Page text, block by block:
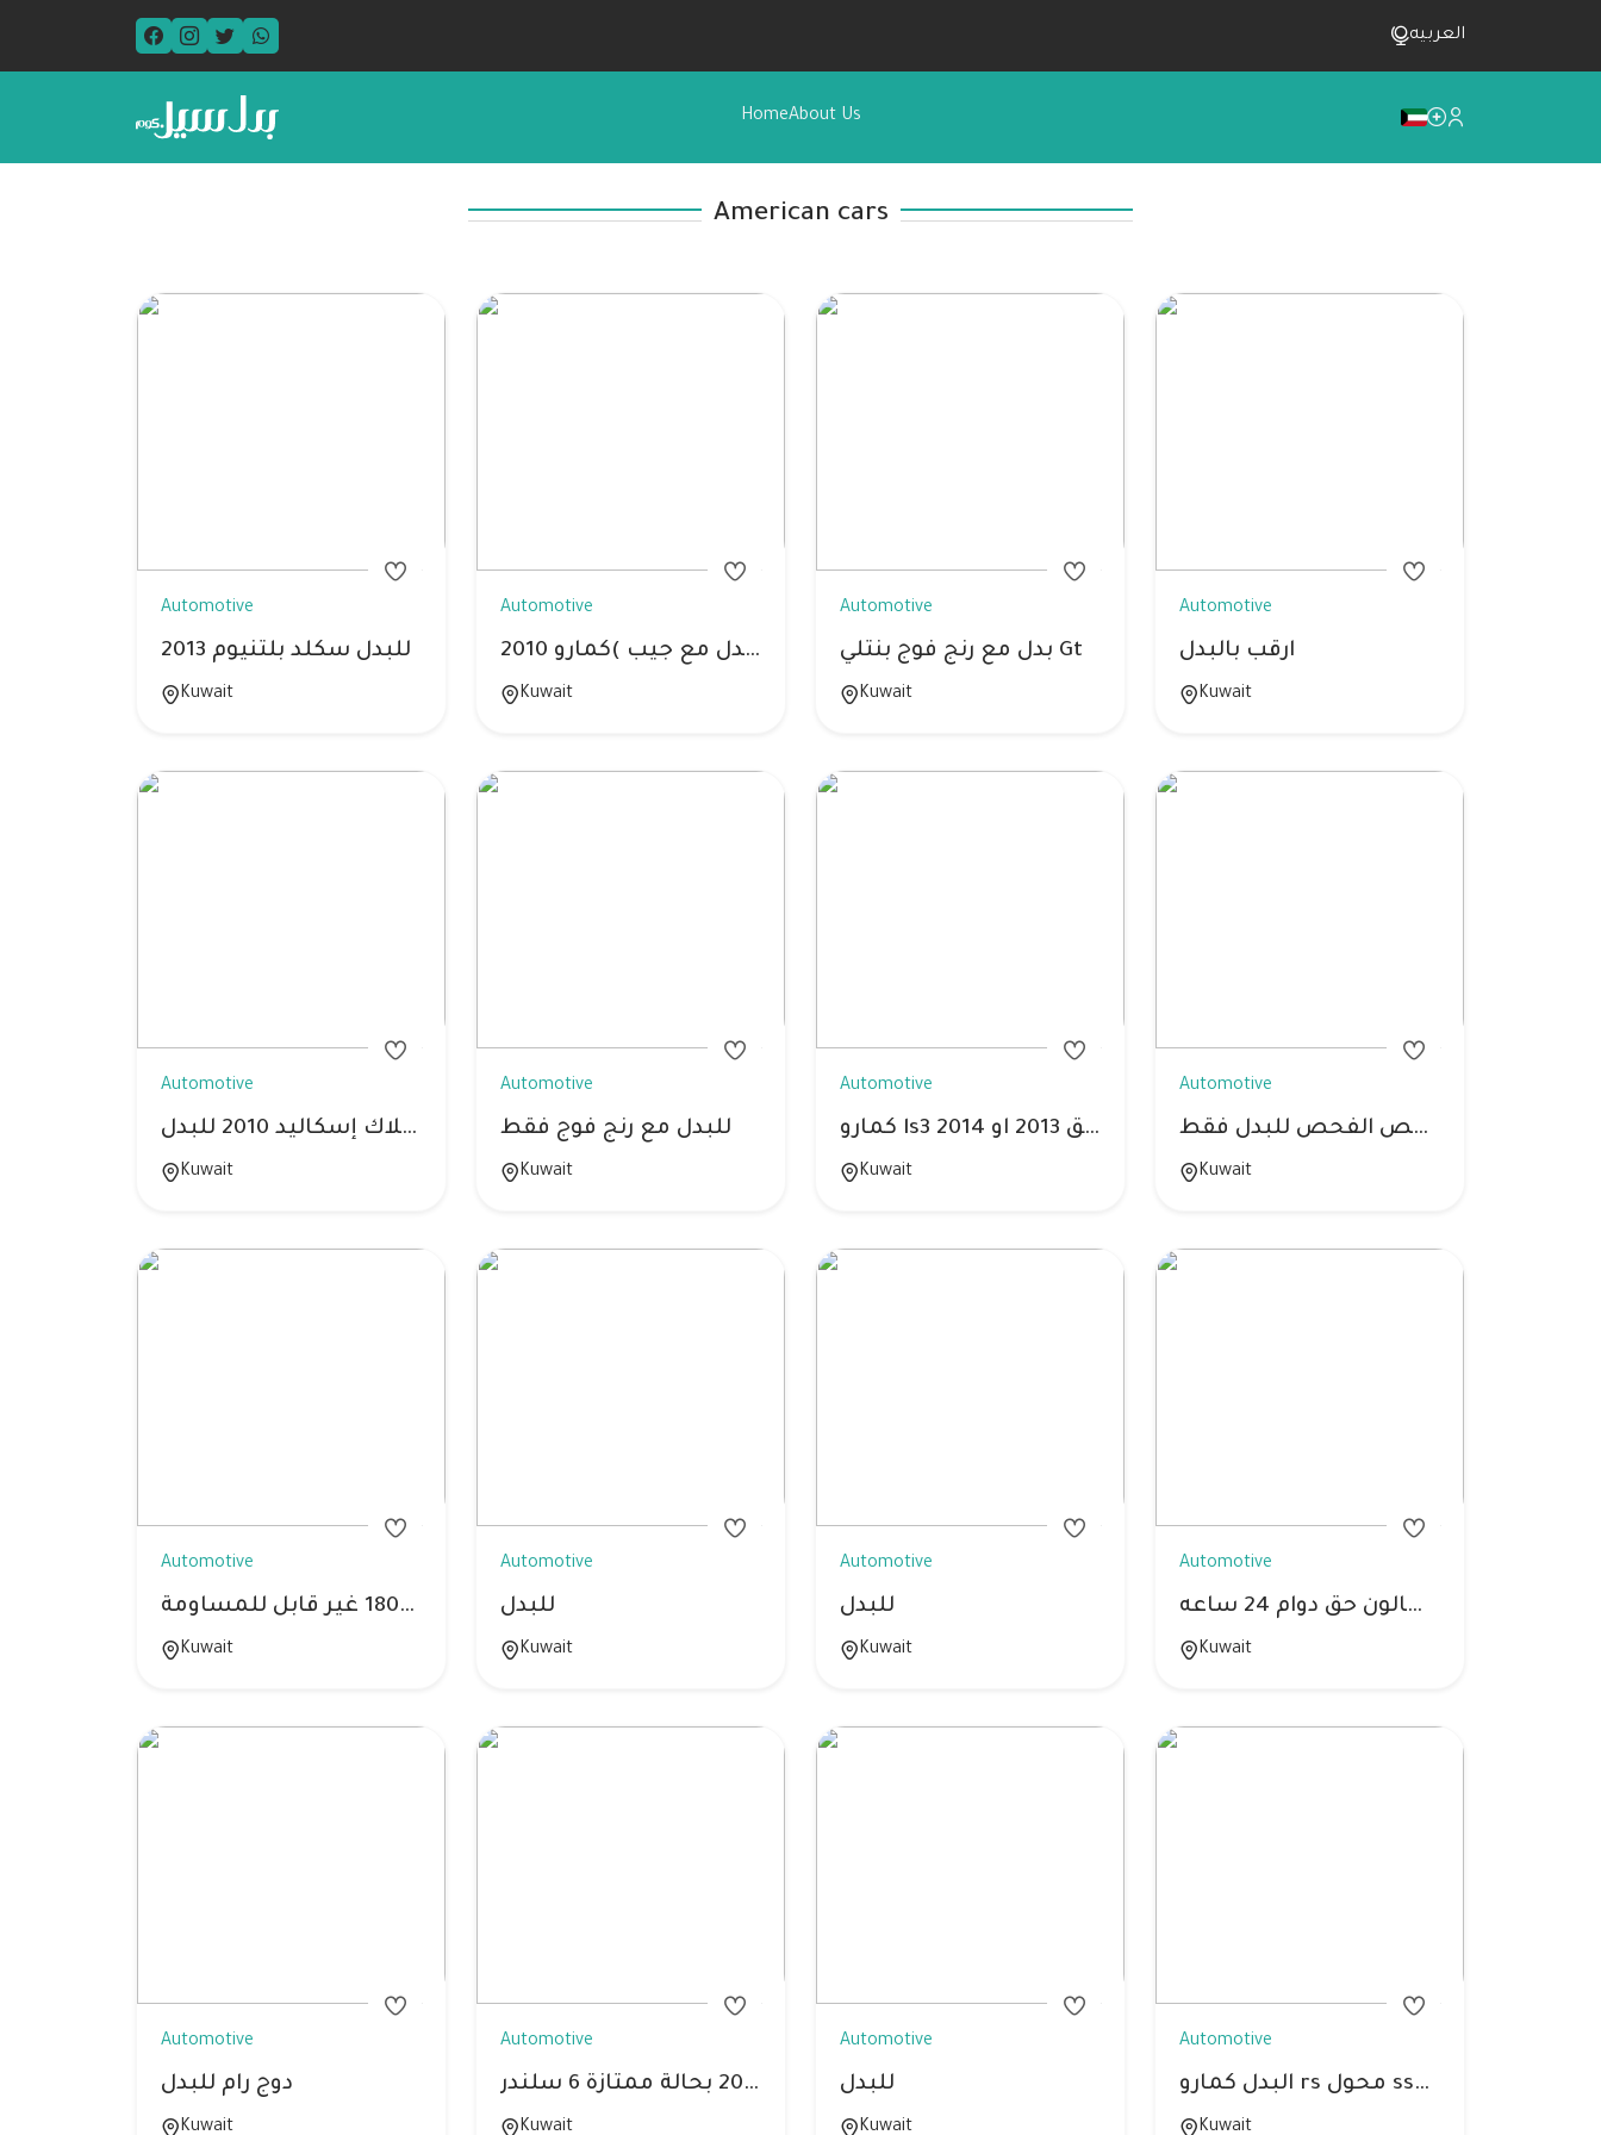
العربيه
HomeAbout Us
American cars
Automotive
للبدل سكلد بلتنيوم 2013
Kuwait
Automotive
للبدل مع جيب )كمارو 2010SS
Kuwait
Automotive
بدل مع رنج فوج بنتلي Gt
Kuwait
Automotive
ارقب بالبدل
Kuwait
Automotive
كاديلاك إسكاليد 2010 للبدل
Kuwait
Automotive
للبدل مع رنج فوج فقط
Kuwait
Automotive
كمارو ls3 ارغب بالبدل مع موستنق 2013 او 2014
Kuwait
Automotive
دوج شارجر شرط الفحص الفحص للبدل فقط
Kuwait
Automotive
سلفرادو 2008 4 غيار [مكينه الكبييييره] للبدل 1800 غير قابل للمساومة
Kuwait
Automotive
للبدل
Kuwait
Automotive
للبدل
Kuwait
Automotive
للبدل بصالون حق دوام 24 ساعه
Kuwait
Automotive
دوج رام للبدل
Kuwait
Automotive
البدل كمارو 2012 بحالة ممتازة 6 سلندر
Kuwait
Automotive
للبدل
Kuwait
Automotive
البدل كمارو rs محول ssداخلي و خارجي 2014
Kuwait